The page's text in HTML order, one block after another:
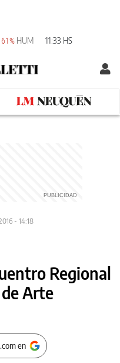
61% HUM 11:33 HS
- 14:18
Regional
Arte
en